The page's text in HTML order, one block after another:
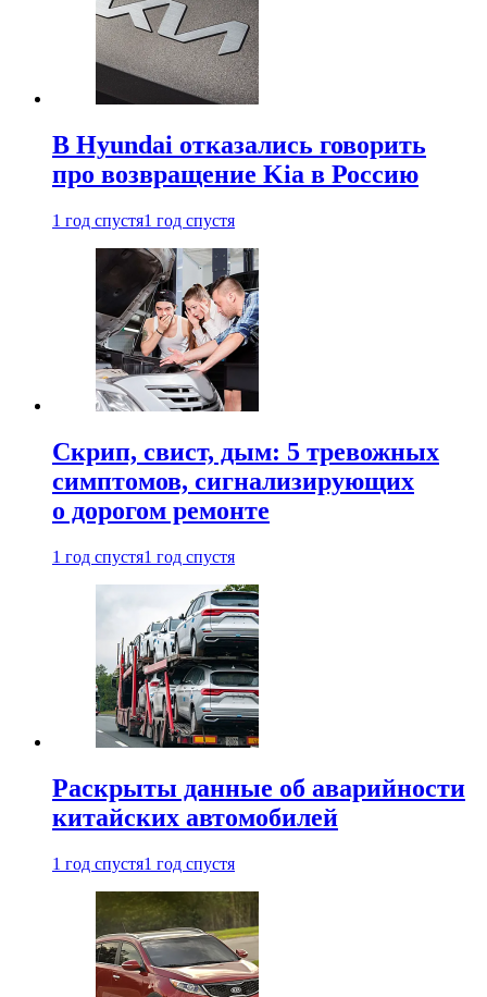
В Hyundai отказались говорить
про возвращение Kia в Россию
1 год спустя1 год спустя
Скрип, свист, дым: 5 тревожных
симптомов, сигнализирующих
о дорогом ремонте
1 год спустя1 год спустя
Раскрыты данные об аварийности
китайских автомобилей
1 год спустя1 год спустя